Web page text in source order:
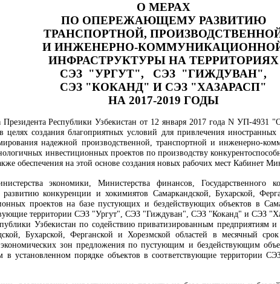
О МЕРАХ
ПО ОПЕРЕЖАЮЩЕМУ РАЗВИТИЮ
ТРАНСПОРТНОЙ,
И ИНЖЕНЕРНО-
ИНФРАСТРУКТУРЫ НА ТЕРРИТОРИЯХ
СЭЗ "УРГУТ", СЭЗ "ГИЖДУВАН",
СЭЗ "КОКАНД" И СЭЗ "ХАЗАРАСП"
НА 2017-2019 ГОДЫ
Республики Узбекистан от 12 января 2017 года N УП-4931
создания благоприятных условий для привлечения
надежной производственной, транспортной и инженерно-
инвестиционных проектов по производству
обеспечения на этой основе создания новых рабочих мест Кабинет
экономики, Министерства финансов, Государственного
конкуренции и хокимиятов Самаркандской, Бухарской,
проектов на базе пустующих и бездействующих объектов в
территории СЭЗ "Ургут", СЭЗ "Гиждуван", СЭЗ "Коканд" и СЭЗ
Узбекистан по содействию приватизированным предприятиям
Бухарской, Ферганской и Хорезмской областей в месячный
зон предложения по пустующим и бездействующим
в установленном порядке объектов в соответствующие